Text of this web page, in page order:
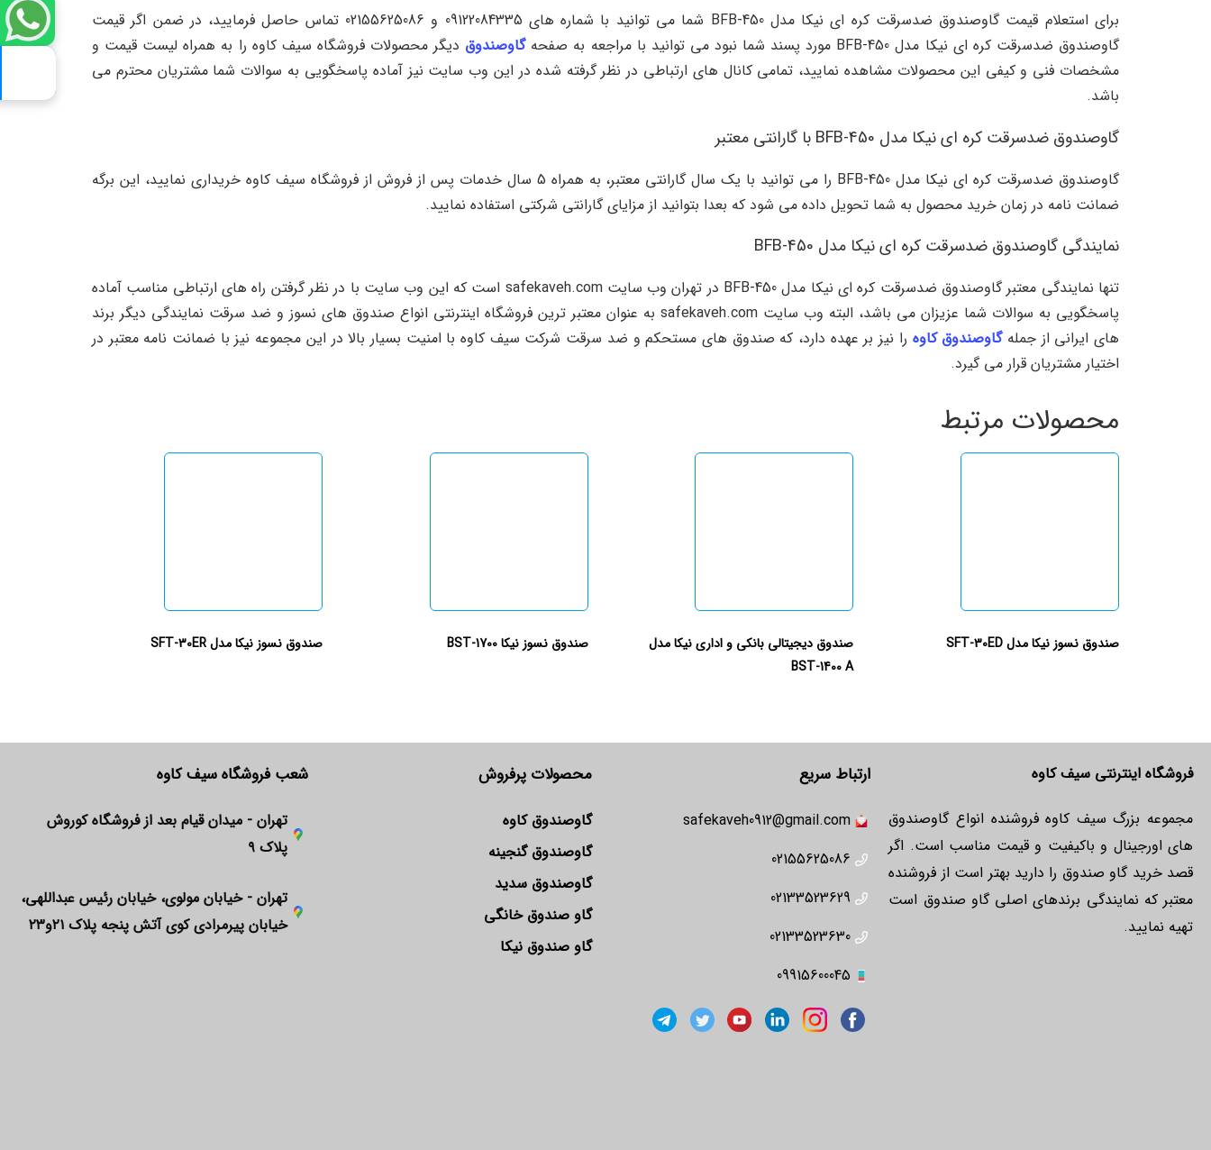
برای استعلام قیمت گاوصندوق ضدسرقت کره ای نیکا مدل BFB-450 شما می توانید با شماره های 09122084335 و 02155625086 تماس حاصل فرمایید، در ضمن اگر قیمت
گاوصندوق ضدسرقت کره ای نیکا مدل BFB-450 مورد پسند شما نبود می توانید با مراجعه به صفحه
گاوصندوق دیگر محصولات فروشگاه سیف کاوه را به همراه لیست قیمت و
مشخصات فنی و کیفی این محصولات مشاهده نمایید، تمامی کانال های ارتباطی در نظر گرفته شده در این وب سایت نیز آماده پاسخگویی به سوالات شما مشتریان محترم می
باشد.
گاوصندوق ضدسرقت کره ای نیکا مدل BFB-450 با گارانتی معتبر
گاوصندوق ضدسرقت کره ای نیکا مدل BFB-450 را می توانید با یک سال گارانتی معتبر، به همراه 5 سال خدمات پس از فروش از فروشگاه سیف کاوه خریداری نمایید، این برگه
ضمانت نامه در زمان خرید محصول به شما تحویل داده می شود که بعدا بتوانید از مزایای گارانتی شرکتی استفاده نمایید.
نمایندگی گاوصندوق ضدسرقت کره ای نیکا مدل BFB-450
تنها نمایندگی معتبر گاوصندوق ضدسرقت کره ای نیکا مدل BFB-450 در تهران وب سایت safekaveh.com است که این وب سایت با در نظر گرفتن راه های ارتباطی مناسب آماده
پاسخگویی به سوالات شما عزیزان می باشد، البته وب سایت safekaveh.com به عنوان معتبر ترین فروشگاه اینترنتی انواع صندوق های نسوز و ضد سرقت نمایندگی دیگر برند
های ایرانی از جملهگاوصندوق کاوه را نیز بر عهده دارد، که صندوق های مستحکم و ضد سرقت شرکت سیف کاوه با امنیت بسیار بالا در این مجموعه نیز با ضمانت نامه معتبر در
اختیار مشتریان قرار می گیرد.
محصولات مرتبط
صندوق نسوز نیکا مدل SFT-30ED
صندوق دیجیتالی بانکی و اداری نیکا مدل
BST-1400 A
صندوق نسوز نیکا BST-1700 صندوق نسوز نیکا مدل SFT-30ER
فروشگاه اینترنتی سیف کاوه
مجموعه بزرگ سیف کاوه فروشنده انواع گاوصندوق
های اورجینال و باکیفیت و قیمت مناسب است. اگر
قصد خرید گاو صندوق را دارید بهتر است از فروشنده
معتبر که نمایندگی برندهای اصلی گاو صندوق است
تهیه نمایید.
ارتباط سریع
safekaveh0912@gmail.com
02155625086
02133523629
02133523630
09915600045
محصولات پرفروش
گاوصندوق کاوه
گاوصندوق گنجینه
گاوصندوق سدید
گاو صندوق خانگی
گاو صندوق نیکا
شعب فروشگاه سیف کاوه
تهران - میدان قیام بعد از فروشگاه کوروش
پلاک ۹
تهران - خیابان مولوی، خیابان رئیس عبداللهی،
خیابان پیرمرادی کوی آتش پنجه پلاک ۲۱و۲۳